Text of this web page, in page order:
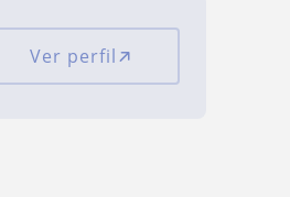
Ver perfil